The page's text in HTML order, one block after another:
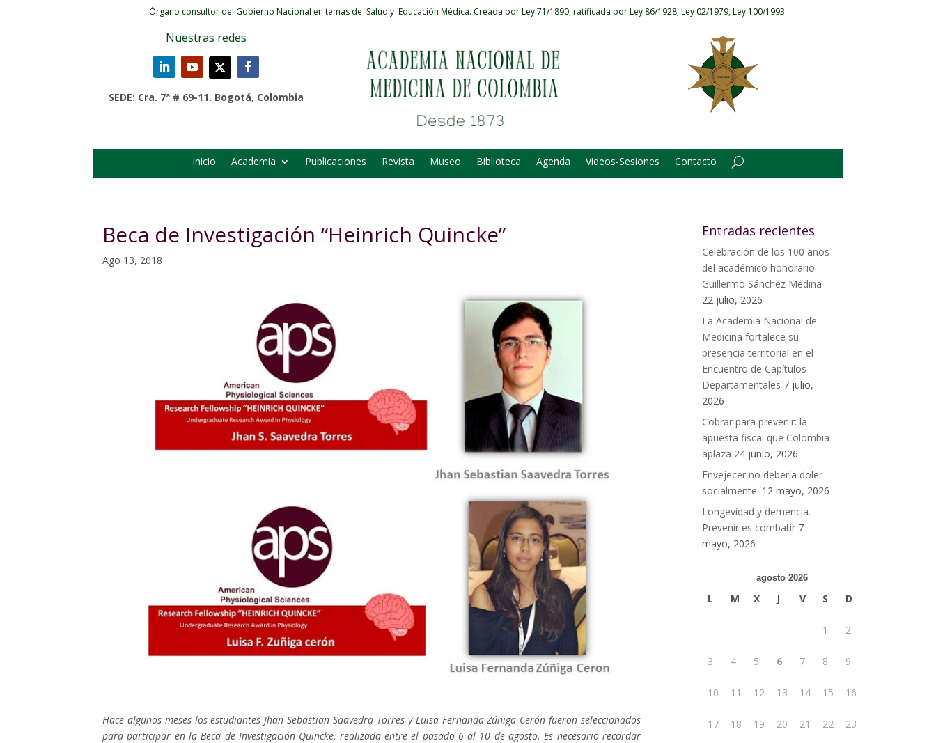
Órgano consultor del Gobierno Nacional en temas de Salud y Educación Médica. Creada por Ley 71/1890, ratificada por Ley 86/1928, Ley 02/1979, Ley 100/1993.
Nuestras redes
SEDE: Cra. 7ª # 69-11. Bogotá, Colombia
Inicio Academia Publicaciones Revista Museo Biblioteca Agenda Videos-Sesiones Contacto
Beca de Investigación “Heinrich Quincke”
Ago 13, 2018
Hace algunos meses los estudiantes Jhan Sebastian Saavedra Torres y Luisa Fernanda Zúñiga Cerón fueron seleccionados
para participar en la Beca de Investigación Quincke, realizada entre el pasado 6 al 10 de agosto. Es necesario recordar
Entradas recientes
Celebración de los 100 años
del académico honorario
Guillermo Sánchez Medina
22 julio, 2026
La Academia Nacional de
Medicina fortalece su
presencia territorial en el
Encuentro de Capítulos
Departamentales 7 julio,
2026
Cobrar para prevenir: la
apuesta fiscal que Colombia
aplaza 24 junio, 2026
Envejecer no debería doler
socialmente. 12 mayo, 2026
Longevidad y demencia.
Prevenir es combatir 7
mayo, 2026
agosto 2026
L M X J V S D
1 2
3 4 5 6 7 8 9
10 11 12 13 14 15 16
17 18 19 20 21 22 23